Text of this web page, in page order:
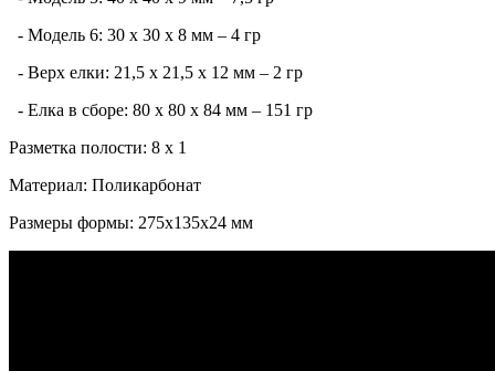
- Модель 6: 30 х 30 х 8 мм – 4 гр
- Верх елки: 21,5 х 21,5 х 12 мм – 2 гр
- Елка в сборе: 80 х 80 х 84 мм – 151 гр
Разметка полости: 8 x 1
Материал: Поликарбонат
Размеры формы: 275x135x24 мм